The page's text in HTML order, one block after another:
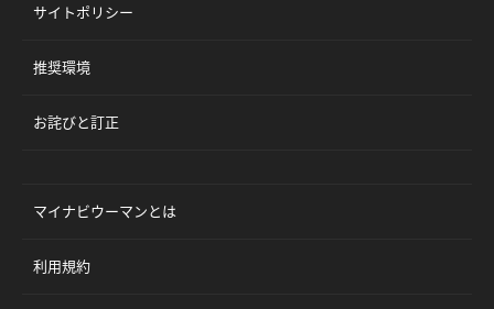
サイトポリシー
推奨環境
お詫びと訂正
マイナビウーマンとは
利用規約